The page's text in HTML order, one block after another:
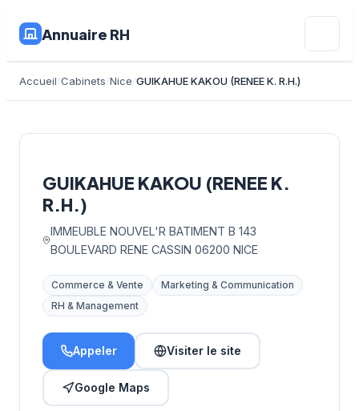
Annuaire RH
Accueil Cabinets Nice GUIKAHUE KAKOU (RENEE K. R.H.)
GUIKAHUE KAKOU (RENEE K.
R.H.)
IMMEUBLE NOUVEL'R BATIMENT B 143
BOULEVARD RENE CASSIN 06200 NICE
Commerce & Vente
Marketing & Communication
RH & Management
Appeler Visiter le site
Google Maps